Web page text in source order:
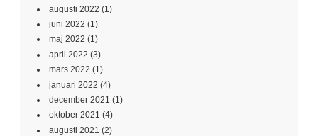
augusti 2022 (1)
juni 2022 (1)
maj 2022 (1)
april 2022 (3)
mars 2022 (1)
januari 2022 (4)
december 2021 (1)
oktober 2021 (4)
augusti 2021 (2)